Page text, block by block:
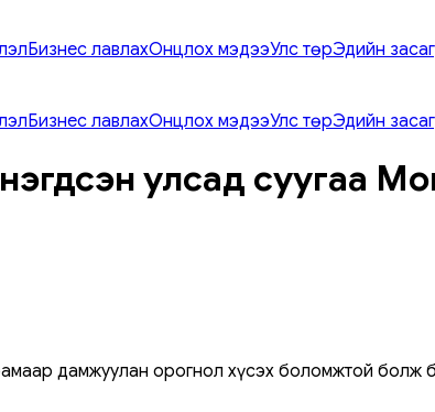
Бизнес лавлахОнцлох мэдээУлс төрЭдийн
Бизнес лавлахОнцлох мэдээУлс төрЭдийн
улсад суугаа
дамжуулан орогнол хүсэх боломжтой болж